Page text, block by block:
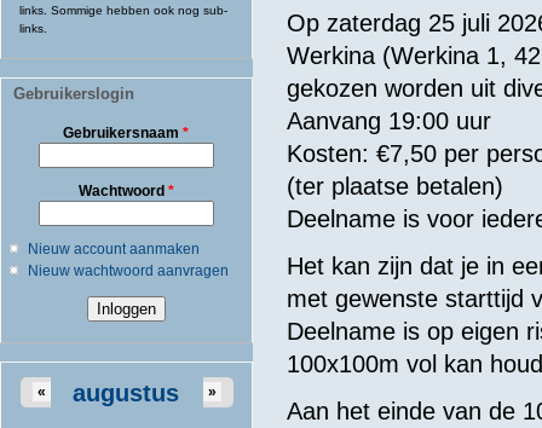
links. Sommige hebben ook nog sub-
links.
Gebruikerslogin
Gebruikersnaam*
Wachtwoord *
Nieuw account aanmaken
Nieuw wachtwoord aanvragen
augustus
« »
Op zaterdag 25 juli
Werkina (Werkina 1,
gekozen worden uit
Aanvang 19:00 uur
Kosten: €7,50 per
(ter plaatse betalen)
Deelname is voor
Het kan zijn dat je in
met gewenste starttijd
Deelname is op eigen
100x100m vol kan
Aan het einde van de